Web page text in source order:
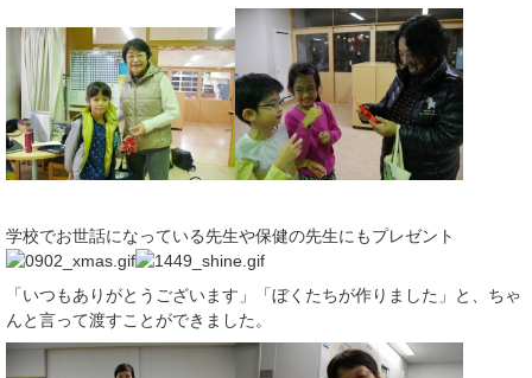
学校でお世話になっている先生や保健の先生にもプレゼント
「いつもありがとうございます」「ぼくたちが作りました」と、ちゃ
んと言って渡すことができました。